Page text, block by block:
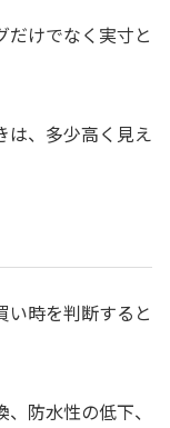
だけでなく実寸と
は、多少高く見え
い時を判断すると
防水性の低下、